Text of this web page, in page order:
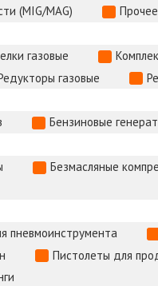
(MIG/MAG)
газовые
газовые
Бензиновые
Безмасляные
пневмоинструмента
Пистолеты для